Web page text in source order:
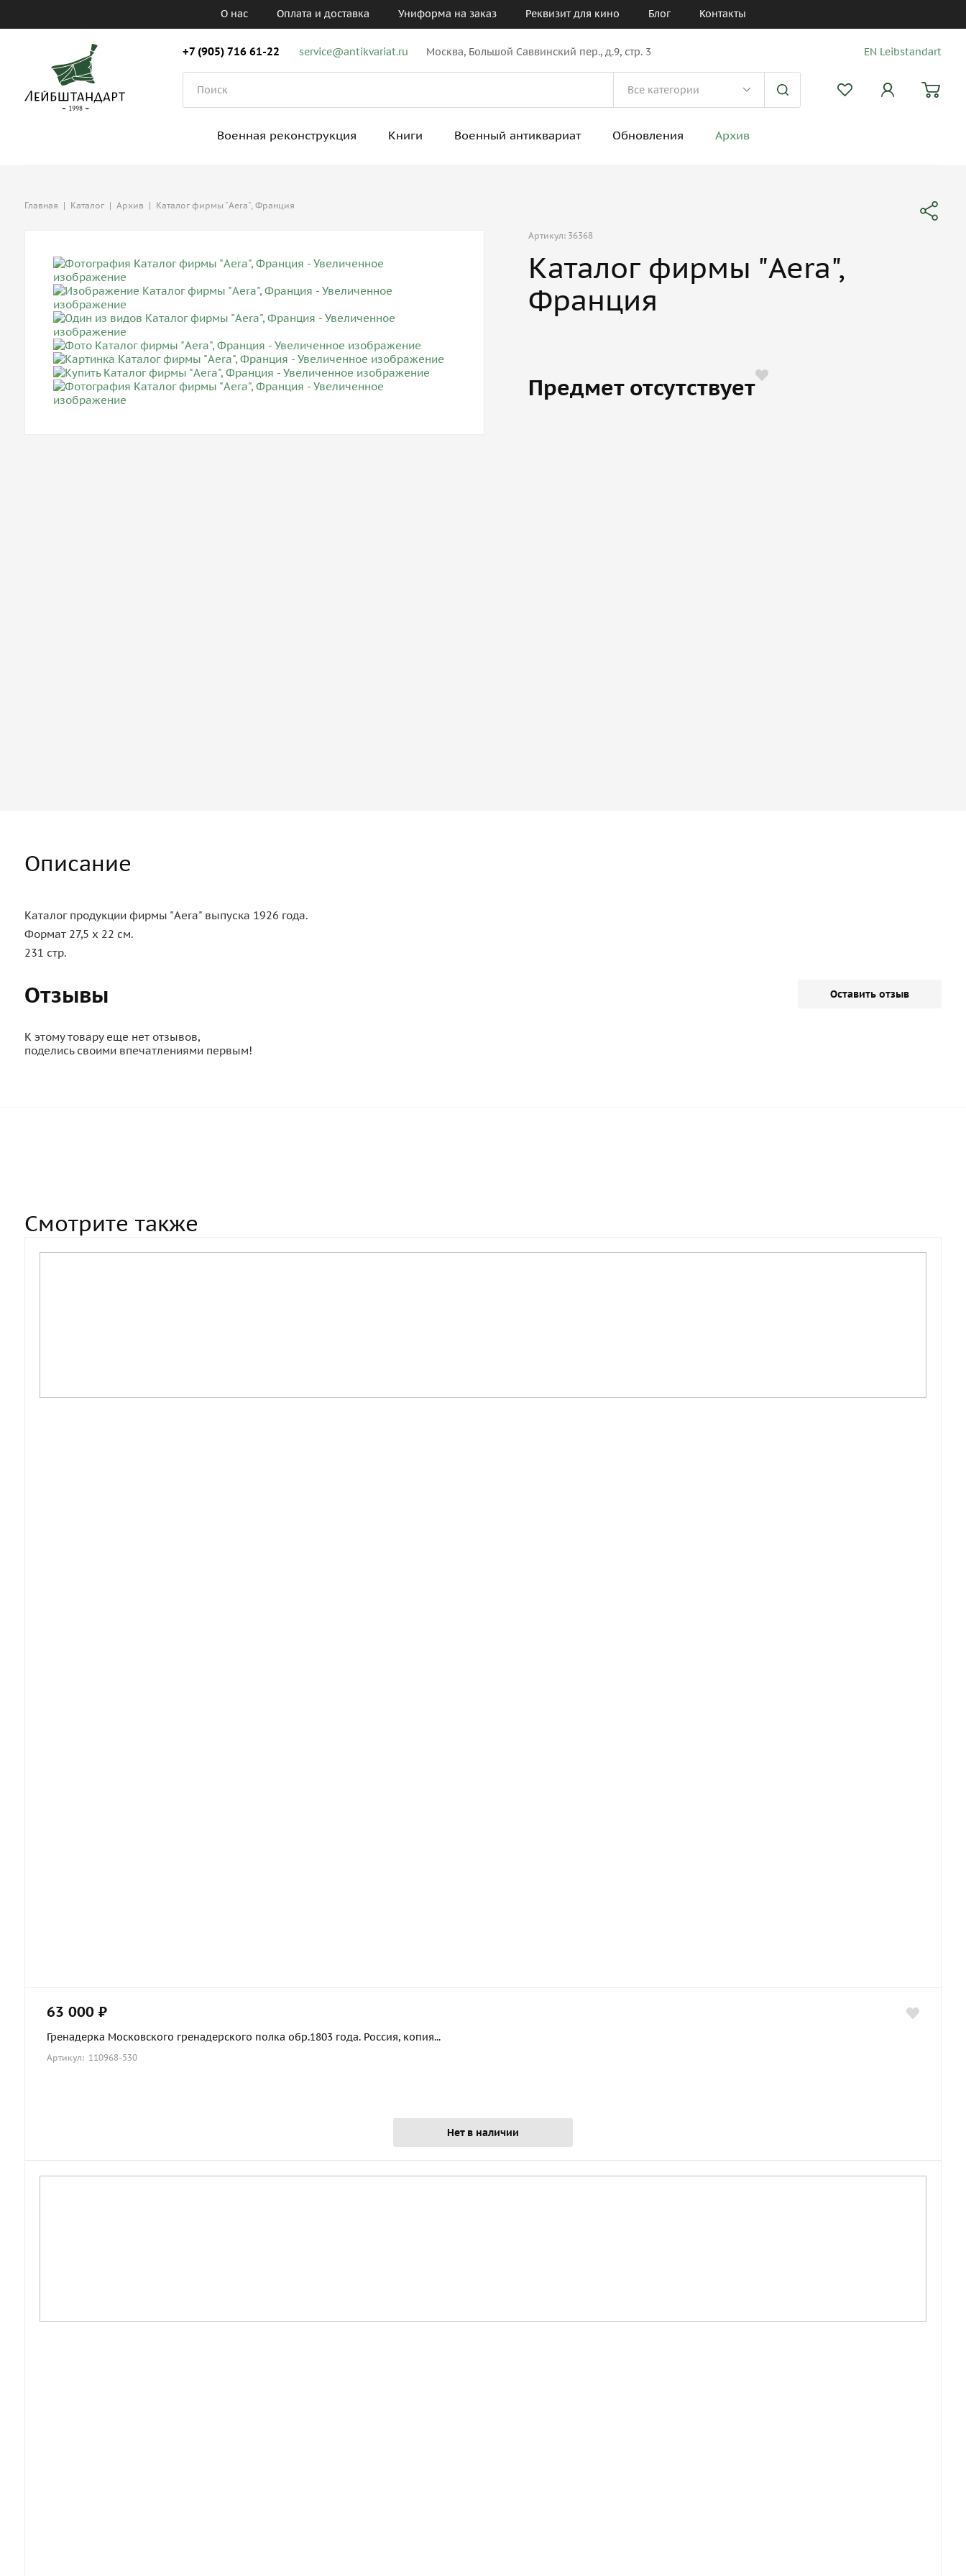
О нас Оплата и доставка Униформа на заказ Реквизит для кино Блог Контакты
+7 (905) 716 61-22 service@antikvariat.ru Москва, Большой Саввинский пер., д.9, стр. 3 EN Leibstandart
Военная реконструкция Книги Военный антиквариат Обновления Архив
Главная | Каталог | Архив | Каталог фирмы "Aera", Франция
Артикул: 36368
Каталог фирмы "Aera",
Франция
Предмет отсутствует
Описание
Каталог продукции фирмы "Aera" выпуска 1926 года.
Формат 27,5 х 22 см.
231 стр.
Отзывы Оставить отзыв
К этому товару еще нет отзывов,
поделись своими впечатлениями первым!
Смотрите также
63 000 ₽
Гренадерка Московского гренадерского полка обр.1803 года. Россия, копия...
Артикул: 110968-530
Нет в наличии